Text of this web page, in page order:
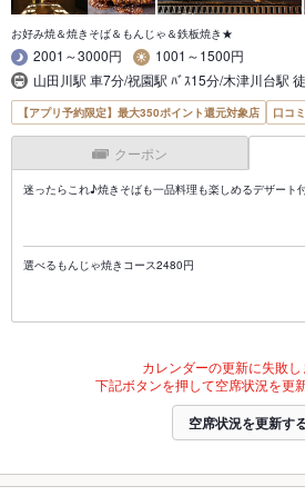
お好み焼＆焼きそば＆もんじゃ＆鉄板焼き★
2001～3000円
1001～1500円
山田川駅 車7分/祝園駅 ﾊﾞｽ15分/木津川台駅
【アプリ予約限定】最大350ポイント還元対象店 口コ
クーポン
迷ったらこれ♪焼きそばも一品料理も楽しめるデザー
選べるもんじゃ焼きコース2480円
カレンダーの更新に失敗し
下記ボタンを押して空席状況を更
空席状況を更新す